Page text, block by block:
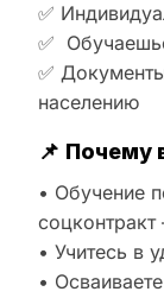
✅
✅
✅
населению
📌 Почему
• Обучение
• Учитесь в
•